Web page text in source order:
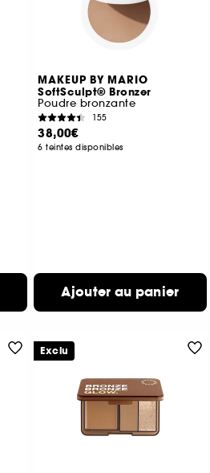
MAKEUP BY MARIO
SoftSculpt® Bronzer
Poudre bronzante
155
38,00€
6 teintes disponibles
Ajouter au panier
Exclu